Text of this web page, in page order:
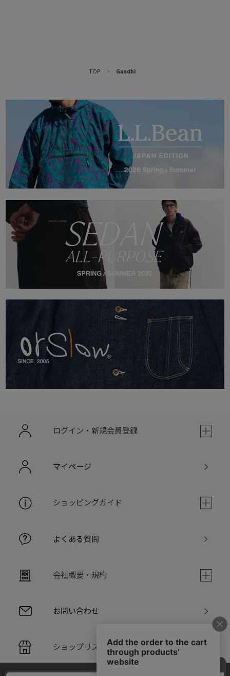
TOP > Gandhi
ログイン・新規会員登録
マイページ
ショッピングガイド
よくある質問
会社概要・規約
お問い合わせ
ショップリスト